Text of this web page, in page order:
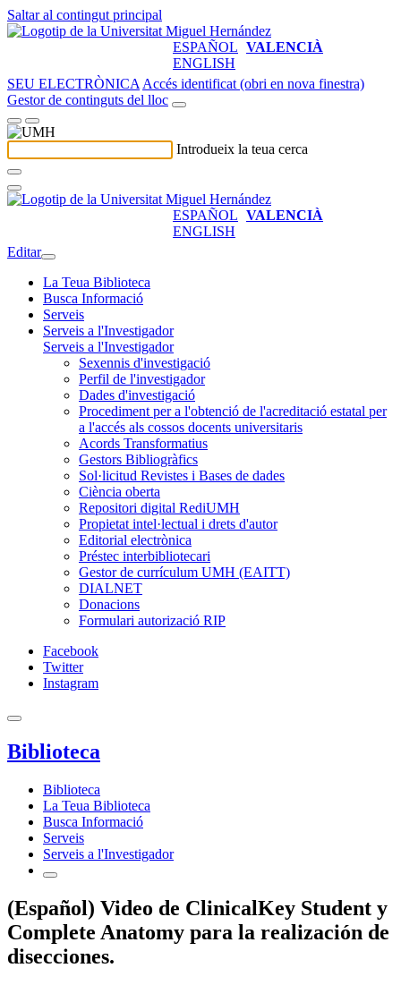
Saltar al contingut principal
ESPAÑOL VALENCIÀ
ENGLISH
SEU ELECTRÒNICA Accés identificat (obri en nova finestra)
Gestor de continguts del lloc
Introdueix la teua cerca
ESPAÑOL VALENCIÀ
ENGLISH
Editar
La Teua Biblioteca
Busca Informació
Serveis
Serveis a l'Investigador
Serveis a l'Investigador
Sexennis d'investigació
Perfil de l'investigador
Dades d'investigació
Procediment per a l'obtenció de l'acreditació estatal per
a l'accés als cossos docents universitaris
Acords Transformatius
Gestors Bibliogràfics
Sol·licitud Revistes i Bases de dades
Ciència oberta
Repositori digital RediUMH
Propietat intel·lectual i drets d'autor
Editorial electrònica
Préstec interbibliotecari
Gestor de currículum UMH (EAITT)
DIALNET
Donacions
Formulari autorizació RIP
Facebook
Twitter
Instagram
Biblioteca
Biblioteca
La Teua Biblioteca
Busca Informació
Serveis
Serveis a l'Investigador
(Español) Video de ClinicalKey Student y
Complete Anatomy para la realización de
disecciones.